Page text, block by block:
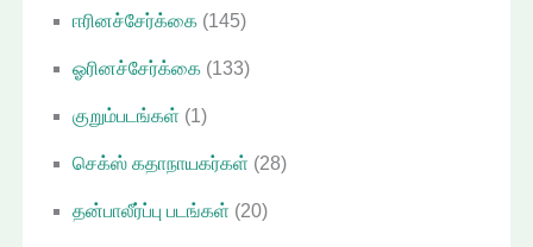
ஈரினச்சேர்க்கை (145)
ஓரினச்சேர்க்கை (133)
குறும்படங்கள் (1)
செக்ஸ் கதாநாயகர்கள் (28)
தன்பாலீர்ப்பு படங்கள் (20)